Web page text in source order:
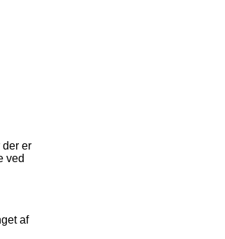
der er
ved
af